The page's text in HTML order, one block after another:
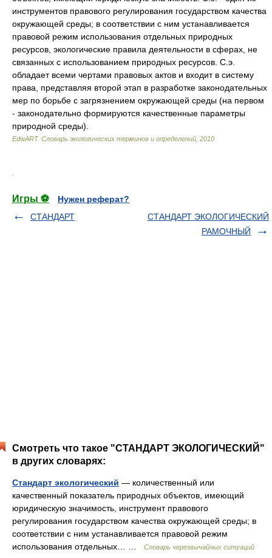
инструментов правового регулирования государством качества
окружающей среды; в соответствии с ним устанавливается
правовой режим использования отдельных природных
ресурсов, экологические правила деятельности в сферах, не
связанных с использованием природных ресурсов. С.э.
обладает всеми чертами правовых актов и входит в систему
права, представляя второй этап в разработке законодательных
мер по борьбе с загрязнением окружающей среды (на первом
- законодательно формируются качественные параметры
природной среды).
EdwART. Словарь экологических терминов и определений 2010
Игры ⚽
Нужен реферат?
СТАНДАРТ
СТАНДАРТ ЭКОЛОГИЧЕСКИЙ
РАМОЧНЫЙ
Смотреть что такое "СТАНДАРТ ЭКОЛОГИЧЕСКИЙ"
в других словарях:
Стандарт экологический — количественный или
качественный показатель природных объектов, имеющий
юридическую значимость, инструмент правового
регулирования государством качества окружающей среды; в
соответствии с ним устанавливается правовой режим
использования отдельных… …
Словарь черезвычайных ситуаций